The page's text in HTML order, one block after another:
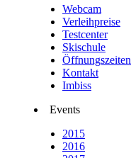
Webcam
Verleihpreise
Testcenter
Skischule
Öffnungszeiten
Kontakt
Imbiss
Events
2015
2016